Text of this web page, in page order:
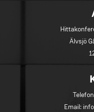
Älvsjö
Email: